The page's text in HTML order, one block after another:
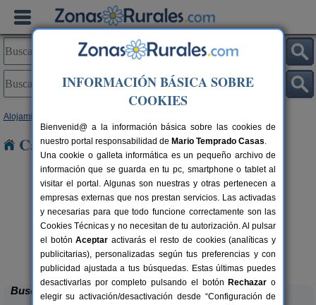
Alojamientos
Casas Rurales cerca de Petrer
2-28+5 pers.
desde20 €
Masia L´Ancornia
Tibi (Alicante)
Buscar
INFORMACIÓN BÁSICA SOBRE
COOKIES
Bienvenid@ a la información básica sobre las cookies de
nuestro portal responsabilidad de Mario Temprado Casas.
Una cookie o galleta informática es un pequeño archivo de
información que se guarda en tu pc, smartphone o tablet al
visitar el portal. Algunas son nuestras y otras pertenecen a
empresas externas que nos prestan servicios. Las activadas
y necesarias para que todo funcione correctamente son las
Cookies Técnicas y no necesitan de tu autorización. Al pulsar
el botónAceptar activarás el resto de cookies (analíticas y
publicitarias), personalizadas según tus preferencias y con
publicidad ajustada a tus búsquedas. Estas últimas puedes
desactivarlas por completo pulsando el botón Rechazar o
elegir su activación/desactivación desde “Configuración de